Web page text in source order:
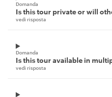
Domanda
Is this tour private or will
vedi risposta
Domanda
Is this tour available in
vedi risposta